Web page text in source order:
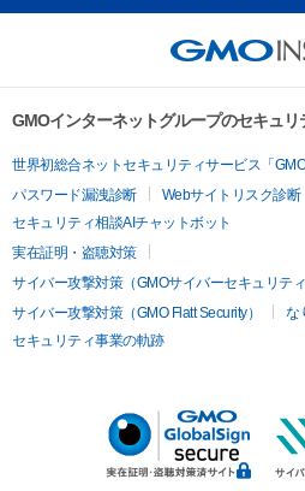
GMOインターネットグループのセキュリ
世界初総合ネットセキュリティサービス「
パスワード漏洩診断
Webサイトリスク診断
セキュリティ相談AIチャットボット
実在証明・盗聴対策
サイバー攻撃対策（GMOサイバーセキュリティ
サイバー攻撃対策（GMO Flatt Security）
な
セキュリティ事業の軌跡